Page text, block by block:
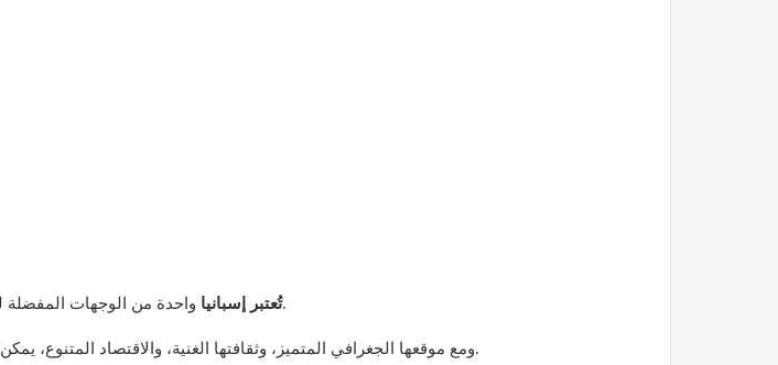
تُعتبر إسبانياواحدة من الوجهات المفضلة للباحثين عن العمل في الخارج، حيث تقدم مجموعة واسعة من الفرص المهنية للأجانب.
ومع موقعها الجغرافي المتميز، وثقافتها الغنية، والاقتصاد المتنوع، يمكن أن تكون إسبانيا نقطة انطلاق مثالية للأفراد الذين يرغبون في تطوير مسيرتهم المهنية.